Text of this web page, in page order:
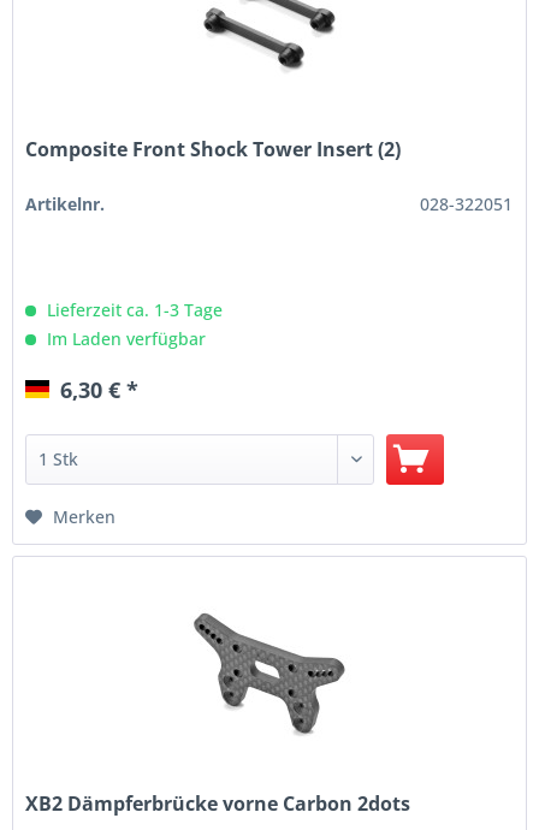
Composite Front Shock Tower Insert (2)
Artikelnr. 028-322051
Lieferzeit ca. 1-3 Tage
Im Laden verfügbar
6,30 € *
Merken
XB2 Dämpferbrücke vorne Carbon 2dots